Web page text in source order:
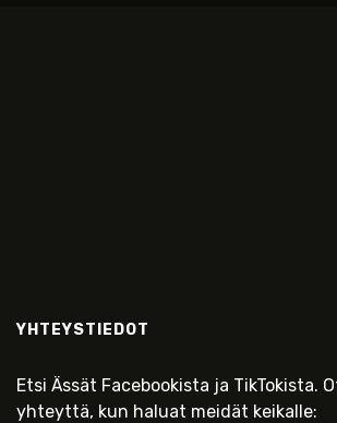
YHTEYSTIEDOT
Etsi Ässät Facebookista ja TikTokista.
yhteyttä, kun haluat meidät keikalle: